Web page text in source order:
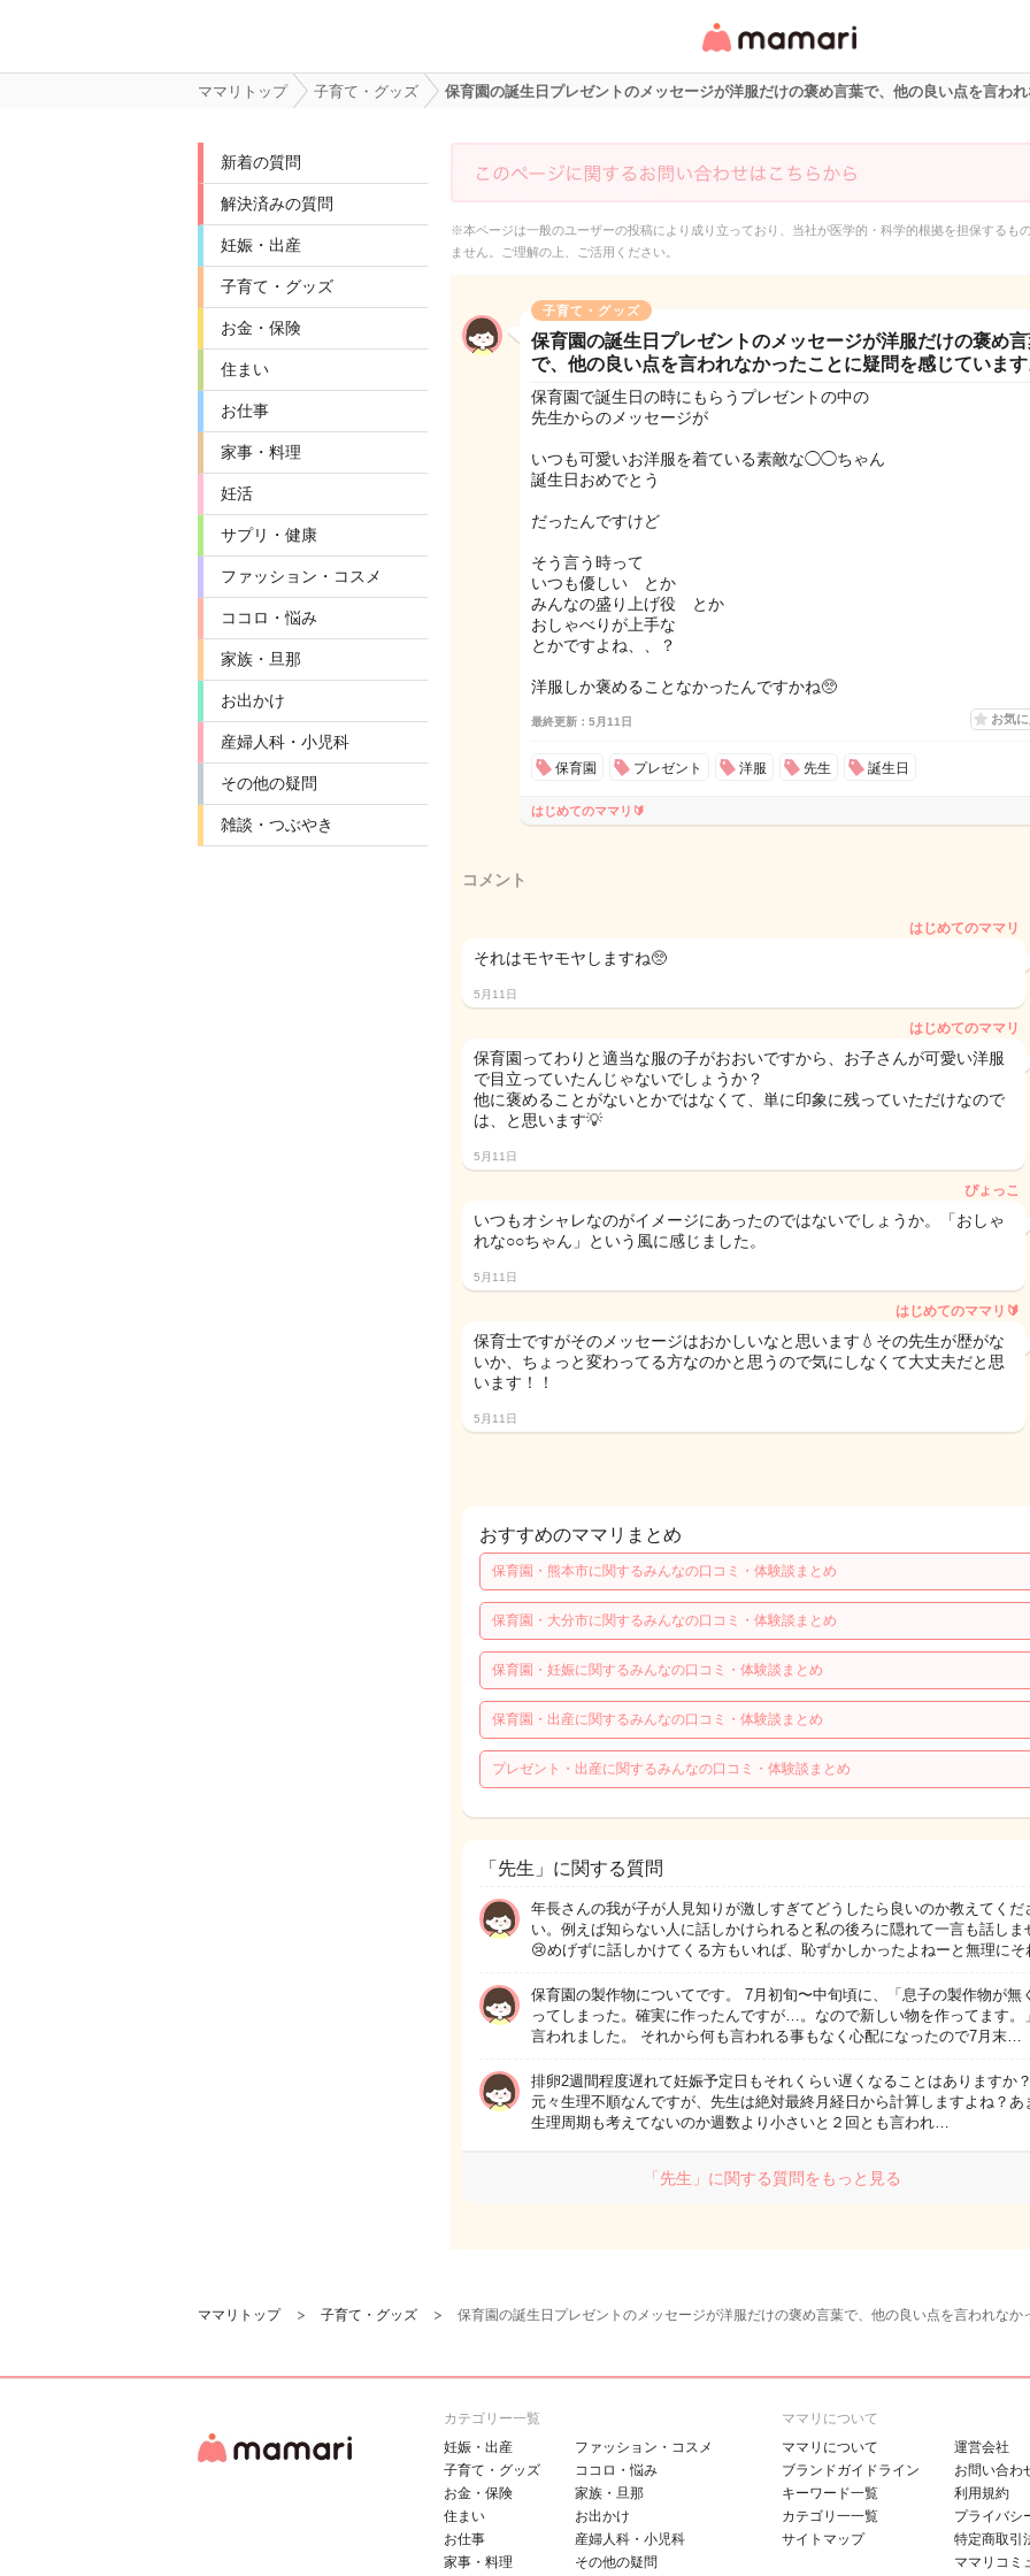
リ・情報サイト
ママリトップ 子育て・グッズ 保育園の誕生日プレゼントのメッセージが洋服だけの褒め言葉で、他の良い点を言わ
新着の質問
解決済みの質問
妊娠・出産
子育て・グッズ
お金・保険
住まい
お仕事
家事・料理
妊活
サプリ・健康
ファッション・コスメ
ココロ・悩み
家族・旦那
お出かけ
産婦人科・小児科
その他の疑問
雑談・つぶやき
※本ページは一般のユーザーの投稿により成り立っており、当社が医学的・科学的根拠を担保するも
ません。ご理解の上、ご活用ください。
子育て・グッズ
保育園の誕生日プレゼントのメッセージが洋服だけの褒め
で、他の良い点を言われなかったことに疑問を感じています
保育園で誕生日の時にもらうプレゼントの中の
先生からのメッセージが
いつも可愛いお洋服を着ている素敵な◯◯ちゃん
誕生日おめでとう
だったんですけど
そう言う時って
いつも優しい とか
みんなの盛り上げ役 とか
おしゃべりが上手な
とかですよね、、？
洋服しか褒めることなかったんですかね🥺
最終更新：5月11日 お気
保育園 プレゼント 洋服 先生 誕生日
はじめてのママリ🔰
コメント
はじめてのママリ
それはモヤモヤしますね🥺
5月11日
はじめてのママリ
保育園ってわりと適当な服の子がおおいですから、お子さんが可愛い洋服
で目立っていたんじゃないでしょうか？
他に褒めることがないとかではなくて、単に印象に残っていただけなので
は、と思います💡
5月11日
ぴょっこ
いつもオシャレなのがイメージにあったのではないでしょうか。「おしゃ
れな○○ちゃん」という風に感じました。
5月11日
はじめてのママリ🔰
保育士ですがそのメッセージはおかしいなと思います💧その先生が歴がな
いか、ちょっと変わってる方なのかと思うので気にしなくて大丈夫だと思
います！！
5月11日
おすすめのママリまとめ
保育園・熊本市に関するみんなの口コミ・体験談まとめ
保育園・大分市に関するみんなの口コミ・体験談まとめ
保育園・妊娠に関するみんなの口コミ・体験談まとめ
保育園・出産に関するみんなの口コミ・体験談まとめ
プレゼント・出産に関するみんなの口コミ・体験談まとめ
「先生」に関する質問
年長さんの我が子が人見知りが激しすぎてどうしたら良いのか教えてくだ
い。例えば知らない人に話しかけられると私の後ろに隠れて一言も話しま
😢めげずに話しかけてくる方もいれば、恥ずかしかったよねーと無理に
保育園の製作物についてです。 7月初旬〜中旬頃に、「息子の製作物が無
ってしまった。確実に作ったんですが…。なので新しい物を作ってます。
言われました。 それから何も言われる事もなく心配になったので7月末…
排卵2週間程度遅れて妊娠予定日もそれくらい遅くなることはありますか？
元々生理不順なんですが、先生は絶対最終月経日から計算しますよね？あ
生理周期も考えてないのか週数より小さいと２回とも言われ…
「先生」に関する質問をもっと見る
ママリトップ 子育て・グッズ 保育園の誕生日プレゼントのメッセージが洋服だけの褒め言葉で、他の良い点を言われなか
カテゴリー一覧
妊娠・出産
子育て・グッズ
お金・保険
住まい
お仕事
家事・料理
ファッション・コスメ
ココロ・悩み
家族・旦那
お出かけ
産婦人科・小児科
その他の疑問
ママリについて
ママリについて
ブランドガイドライン
キーワード一覧
カテゴリ一一覧
サイトマップ
運営会社
お問い合わ
利用規約
プライバシ
特定商取引
ママリコミ